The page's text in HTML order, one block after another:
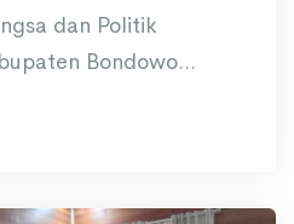
dan Politik
Bondowo...